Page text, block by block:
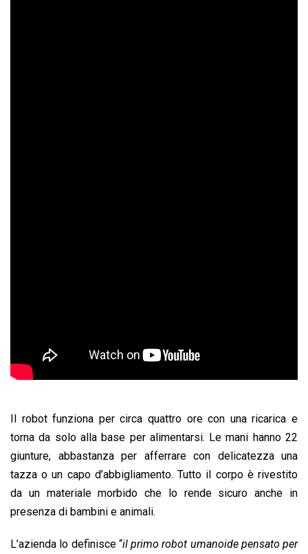
Il robot funziona per circa quattro ore con una ricarica e
torna da solo alla base per alimentarsi. Le mani hanno 22
giunture, abbastanza per afferrare con delicatezza una
tazza o un capo d’abbigliamento. Tutto il corpo è rivestito
da un materiale morbido che lo rende sicuro anche in
presenza di bambini e animali.
L’azienda lo definisce “il primo robot umanoide pensato per